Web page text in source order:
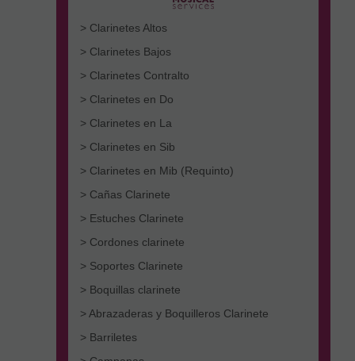
> Clarinetes Altos
> Clarinetes Bajos
> Clarinetes Contralto
> Clarinetes en Do
> Clarinetes en La
> Clarinetes en Sib
> Clarinetes en Mib (Requinto)
> Cañas Clarinete
> Estuches Clarinete
> Cordones clarinete
> Soportes Clarinete
> Boquillas clarinete
> Abrazaderas y Boquilleros Clarinete
> Barriletes